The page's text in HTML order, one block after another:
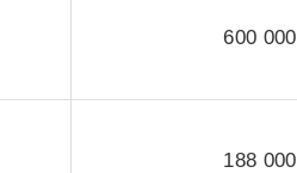
600 000
188 000